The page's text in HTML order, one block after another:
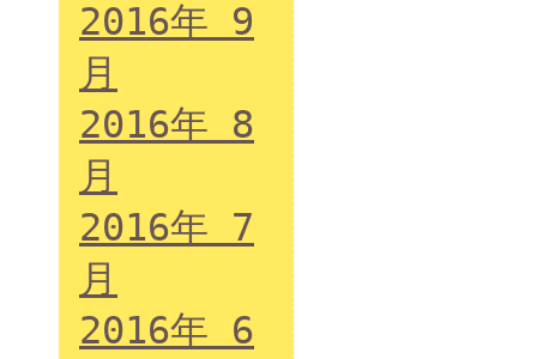
2016年 9
月
2016年 8
月
2016年 7
月
2016年 6